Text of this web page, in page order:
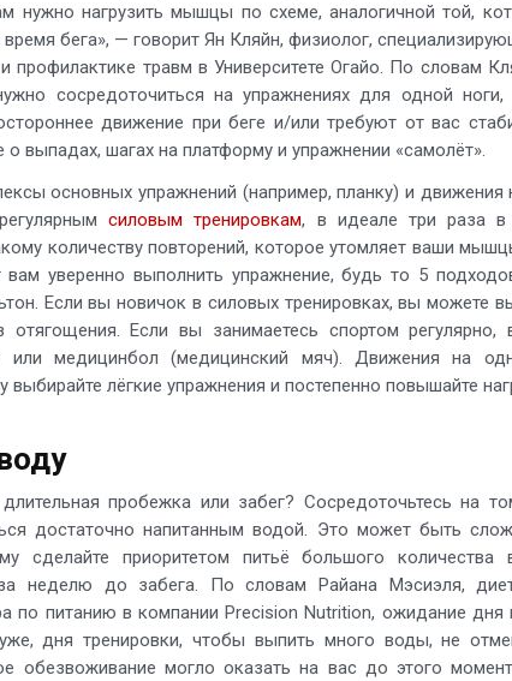
нужно нагрузить мышцы по схеме, аналогичной той,
бега», — говорит Ян Кляйн, физиолог,
профилактике травм в Университете Огайо. По словам
сосредоточиться на упражнениях для одной ноги,
движение при беге и/или требуют от вас
о выпадах, шагах на платформу и упражнении «самолёт».
основных упражнений (например, планку) и движения
силовым тренировкам, в идеале три раза в
количеству повторений, которое утомляет ваши
вам уверенно выполнить упражнение, будь то 5
Если вы новичок в силовых тренировках, вы можете
отягощения. Если вы занимаетесь спортом регулярно,
или медицинбол (медицинский мяч). Движения на
выбирайте лёгкие упражнения и постепенно повышайте
пробежка или забег? Сосредоточьтесь на
достаточно напитанным водой. Это может быть
сделайте приоритетом питьё большого
неделю до забега. По словам Райана Мэсиэля,
по питанию в компании Precision Nutrition, ожидание дня
дня тренировки, чтобы выпить много воды, не
обезвоживание могло оказать на вас до этого